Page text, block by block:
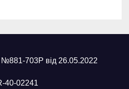
703Р від 26.05.2022
40-02241